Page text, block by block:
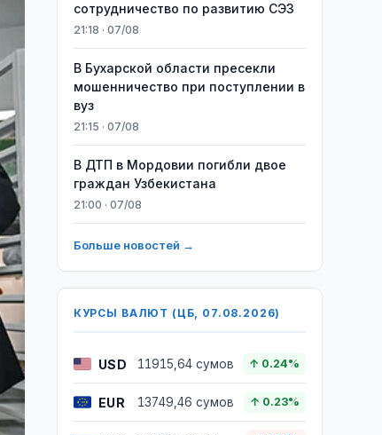
сотрудничество по развитию СЭЗ
21:18 · 07/08
В Бухарской области пресекли
мошенничество при поступлении в
вуз
21:15 · 07/08
В ДТП в Мордовии погибли двое
граждан Узбекистана
21:00 · 07/08
Больше новостей →
КУРСЫ ВАЛЮТ (ЦБ, 07.08.2026)
USD 11915,64 сумов ↑ 0.24%
EUR 13749,46 сумов ↑ 0.23%